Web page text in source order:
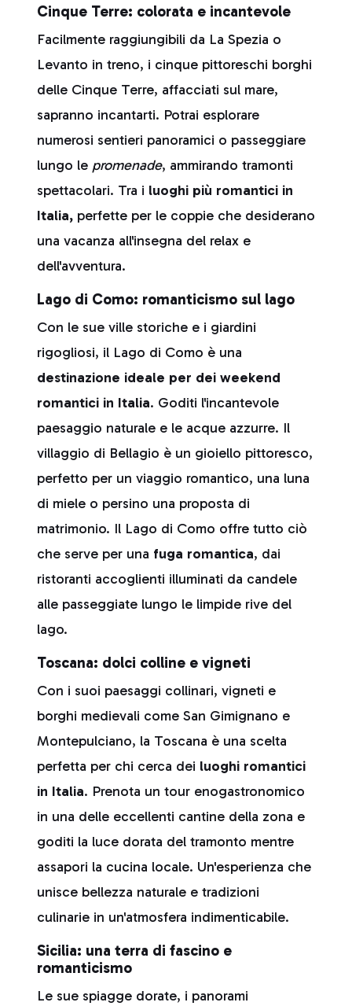
Cinque Terre: colorata e incantevole
Facilmente raggiungibili da La Spezia o
Levanto in treno, i cinque pittoreschi borghi
delle Cinque Terre, affacciati sul mare,
sapranno incantarti. Potrai esplorare
numerosi sentieri panoramici o passeggiare
lungo le promenade, ammirando tramonti
spettacolari. Tra i luoghi più romantici in
Italia, perfette per le coppie che desiderano
una vacanza all'insegna del relax e
dell'avventura.
Lago di Como: romanticismo sul lago
Con le sue ville storiche e i giardini
rigogliosi, il Lago di Como è una
destinazione ideale per dei weekend
romantici in Italia. Goditi l'incantevole
paesaggio naturale e le acque azzurre. Il
villaggio di Bellagio è un gioiello pittoresco,
perfetto per un viaggio romantico, una luna
di miele o persino una proposta di
matrimonio. Il Lago di Como offre tutto ciò
che serve per una fuga romantica, dai
ristoranti accoglienti illuminati da candele
alle passeggiate lungo le limpide rive del
lago.
Toscana: dolci colline e vigneti
Con i suoi paesaggi collinari, vigneti e
borghi medievali come San Gimignano e
Montepulciano, la Toscana è una scelta
perfetta per chi cerca dei luoghi romantici
in Italia. Prenota un tour enogastronomico
in una delle eccellenti cantine della zona e
goditi la luce dorata del tramonto mentre
assapori la cucina locale. Un'esperienza che
unisce bellezza naturale e tradizioni
culinarie in un'atmosfera indimenticabile.
Sicilia: una terra di fascino e
romanticismo
Le sue spiagge dorate, i panorami